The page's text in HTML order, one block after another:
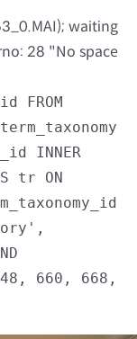
waiting
28 "No space
INNER
tr ON
660, 668,